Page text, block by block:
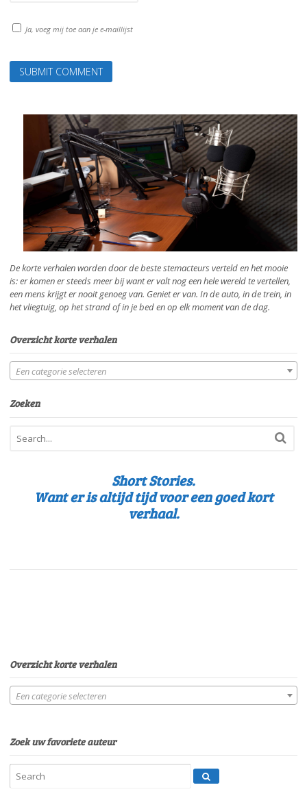
Ja, voeg mij toe aan je e-maillijst
De korte verhalen worden door de beste stemacteurs verteld en het mooie
is: er komen er steeds meer bij want er valt nog een hele wereld te vertellen,
een mens krijgt er nooit genoeg van. Geniet er van. In de auto, in de trein, in
het vliegtuig, op het strand of in je bed en op elk moment van de dag.
Overzicht korte verhalen
Een categorie selecteren
Zoeken
Short Stories.
Want er is altijd tijd voor een goed kort
verhaal.
Overzicht korte verhalen
Een categorie selecteren
Zoek uw favoriete auteur